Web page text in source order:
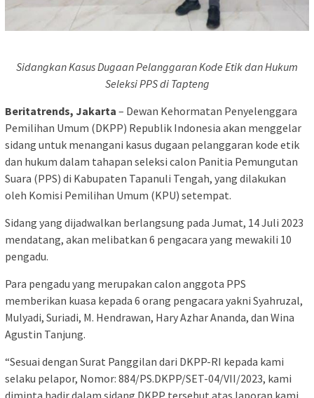
Sidangkan Kasus Dugaan Pelanggaran Kode Etik dan Hukum
Seleksi PPS di Tapteng
Beritatrends, Jakarta – Dewan Kehormatan Penyelenggara
Pemilihan Umum (DKPP) Republik Indonesia akan menggelar
sidang untuk menangani kasus dugaan pelanggaran kode etik
dan hukum dalam tahapan seleksi calon Panitia Pemungutan
Suara (PPS) di Kabupaten Tapanuli Tengah, yang dilakukan
oleh Komisi Pemilihan Umum (KPU) setempat.
Sidang yang dijadwalkan berlangsung pada Jumat, 14 Juli 2023
mendatang, akan melibatkan 6 pengacara yang mewakili 10
pengadu.
Para pengadu yang merupakan calon anggota PPS
memberikan kuasa kepada 6 orang pengacara yakni Syahruzal,
Mulyadi, Suriadi, M. Hendrawan, Hary Azhar Ananda, dan Wina
Agustin Tanjung.
“Sesuai dengan Surat Panggilan dari DKPP-RI kepada kami
selaku pelapor, Nomor: 884/PS.DKPP/SET-04/VII/2023, kami
diminta hadir dalam sidang DKPP tersebut atas laporan kami